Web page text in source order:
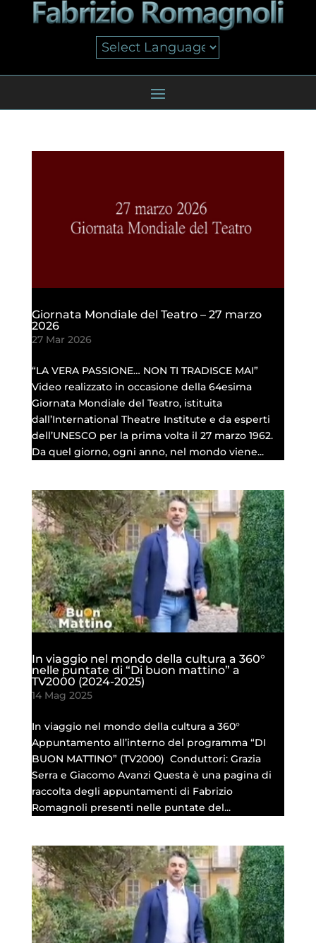
Giornata Mondiale del Teatro – 27 marzo
2026
27 Mar 2026
“LA VERA PASSIONE… NON TI TRADISCE MAI”
Video realizzato in occasione della 64esima
Giornata Mondiale del Teatro, istituita
dall’International Theatre Institute e da esperti
dell’UNESCO per la prima volta il 27 marzo 1962.
Da quel giorno, ogni anno, nel mondo viene...
In viaggio nel mondo della cultura a 360°
nelle puntate di “Di buon mattino” a
TV2000 (2024-2025)
14 Mag 2025
In viaggio nel mondo della cultura a 360°
Appuntamento all’interno del programma “DI
BUON MATTINO” (TV2000) Conduttori: Grazia
Serra e Giacomo Avanzi Questa è una pagina di
raccolta degli appuntamenti di Fabrizio
Romagnoli presenti nelle puntate del...